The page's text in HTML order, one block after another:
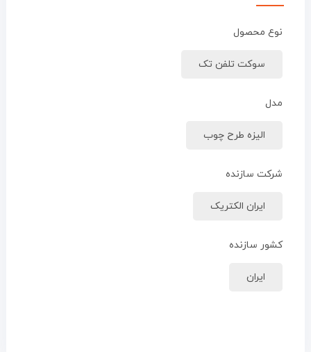
نوع محصول
سوکت تلفن تک
مدل
الیزه طرح چوب
شرکت سازنده
ایران الکتریک
کشور سازنده
ایران